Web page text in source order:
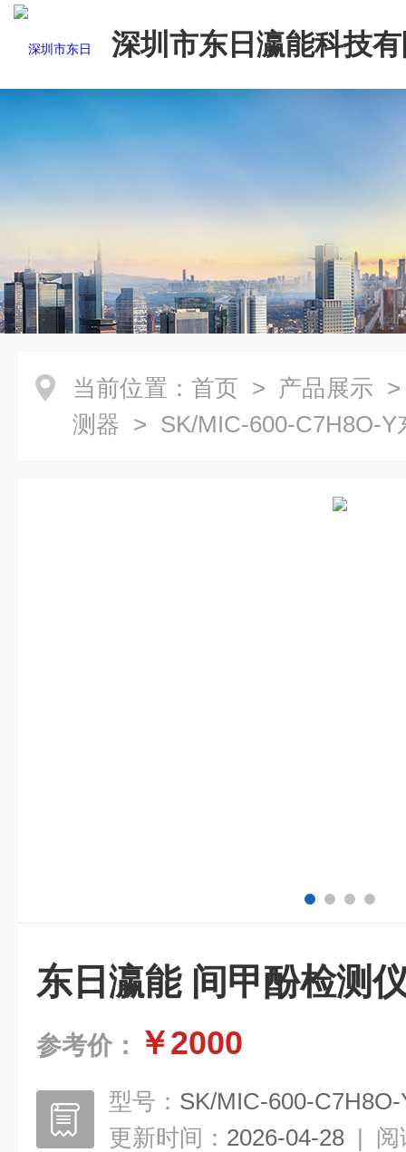
深圳市东日瀛能科技
当前位置： 首页 > 产品展示
测器 > SK/MIC-600-C7H8O-
东日瀛能 间甲酚检测
参考价： ￥2000
型号： SK/MIC-600-C7H8O-
更新时间： 2026-04-28 | 阅